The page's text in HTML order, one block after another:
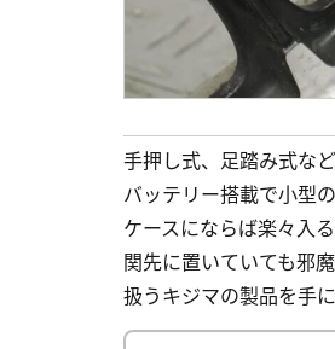
手押し式、足踏み式な
バッテリー搭載で小型
ケースにならば楽々入
関先に置いていても邪
扱うキジマの製品を手